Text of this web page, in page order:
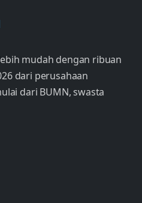
mudah dengan ribuan
dari perusahaan
dari BUMN, swasta